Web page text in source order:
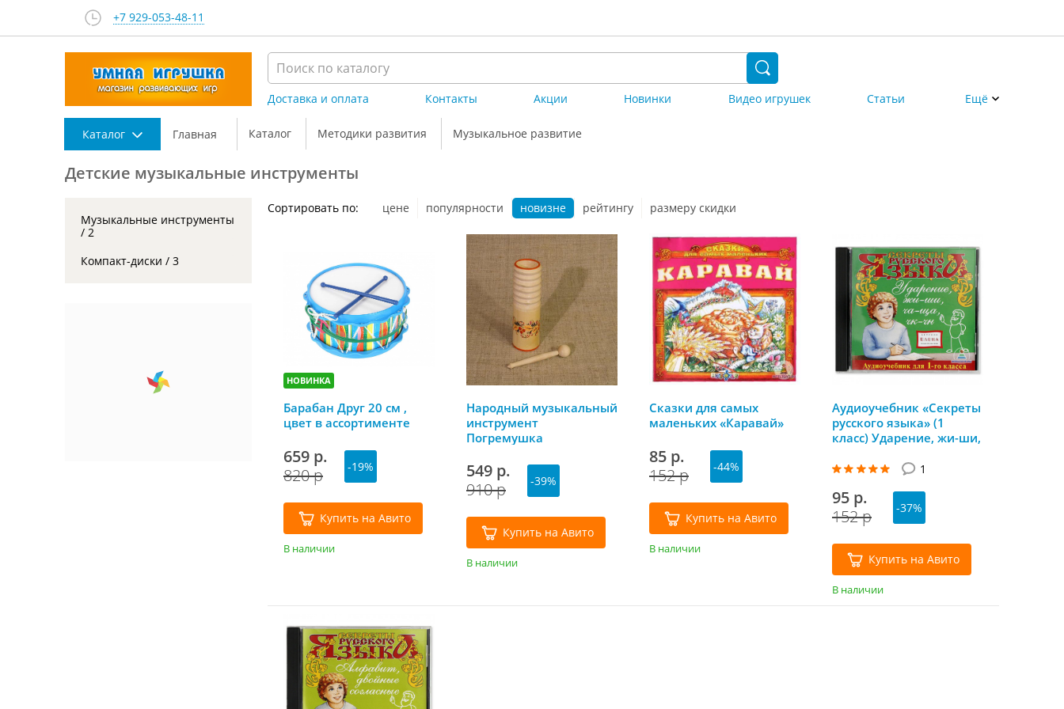
+7 929-053-48-11
Доставка и оплата Контакты Акции Новинки Видео игрушек Статьи Ещё
Каталог Главная Каталог Методики развития Музыкальное развитие
Детские музыкальные инструменты
Музыкальные инструменты
/ 2
Компакт-диски / 3
Сортировать по: цене популярности новизне рейтингу размеру скидки
НОВИНКА
Барабан Друг 20 см ,
цвет в ассортименте
659 р.
820 р
-19%
Купить на Авито
В наличии
Народный музыкальный
инструмент
Погремушка
549 р.
910 р
-39%
Купить на Авито
В наличии
Сказки для самых
маленьких «Каравай»
85 р.
152 р
-44%
Купить на Авито
В наличии
Аудиоучебник «Секреты
русского языка» (1
класс) Ударение, жи-ши,
1
95 р.
152 р
-37%
Купить на Авито
В наличии